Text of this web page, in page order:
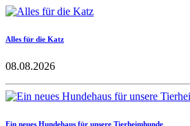
Alles für die Katz
08.08.2026
Ein neues Hundehaus für unsere Tierheimhunde